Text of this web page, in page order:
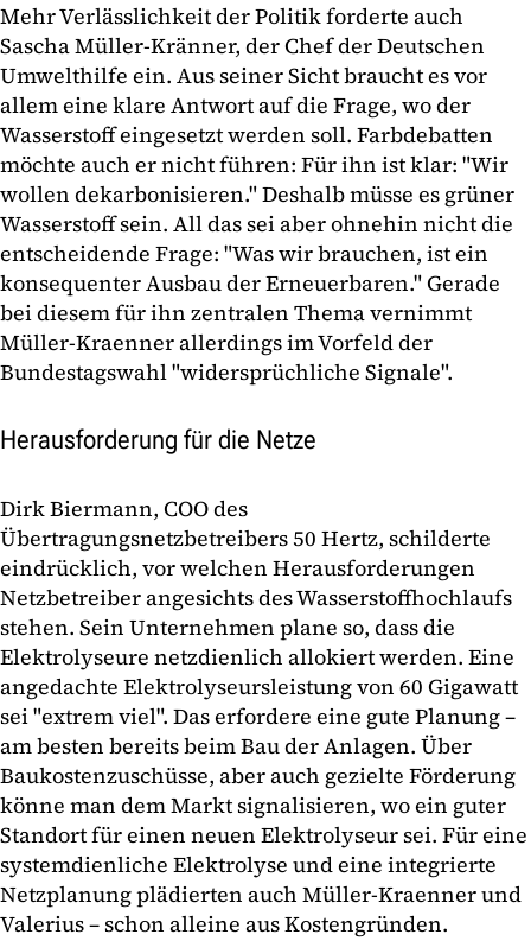
Mehr Verlässlichkeit der Politik forderte auch
Sascha Müller-Kränner, der Chef der Deutschen
Umwelthilfe ein. Aus seiner Sicht braucht es vor
allem eine klare Antwort auf die Frage, wo der
Wasserstoff eingesetzt werden soll. Farbdebatten
möchte auch er nicht führen: Für ihn ist klar: "Wir
wollen dekarbonisieren." Deshalb müsse es grüner
Wasserstoff sein. All das sei aber ohnehin nicht die
entscheidende Frage: "Was wir brauchen, ist ein
konsequenter Ausbau der Erneuerbaren." Gerade
bei diesem für ihn zentralen Thema vernimmt
Müller-Kraenner allerdings im Vorfeld der
Bundestagswahl "widersprüchliche Signale".
Herausforderung für die Netze
Dirk Biermann, COO des
Übertragungsnetzbetreibers 50 Hertz, schilderte
eindrücklich, vor welchen Herausforderungen
Netzbetreiber angesichts des Wasserstoffhochlaufs
stehen. Sein Unternehmen plane so, dass die
Elektrolyseure netzdienlich allokiert werden. Eine
angedachte Elektrolyseursleistung von 60 Gigawatt
sei "extrem viel". Das erfordere eine gute Planung –
am besten bereits beim Bau der Anlagen. Über
Baukostenzuschüsse, aber auch gezielte Förderung
könne man dem Markt signalisieren, wo ein guter
Standort für einen neuen Elektrolyseur sei. Für eine
systemdienliche Elektrolyse und eine integrierte
Netzplanung plädierten auch Müller-Kraenner und
Valerius – schon alleine aus Kostengründen.